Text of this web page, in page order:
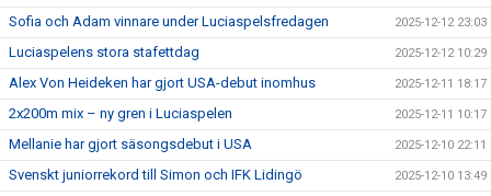
Sofia och Adam vinnare under Luciaspelsfredagen 2025-12-12 23:03
Luciaspelens stora stafettdag 2025-12-12 10:29
Alex Von Heideken har gjort USA-debut inomhus 2025-12-11 18:17
2x200m mix – ny gren i Luciaspelen 2025-12-11 10:17
Mellanie har gjort säsongsdebut i USA 2025-12-10 22:11
Svenskt juniorrekord till Simon och IFK Lidingö 2025-12-10 13:49